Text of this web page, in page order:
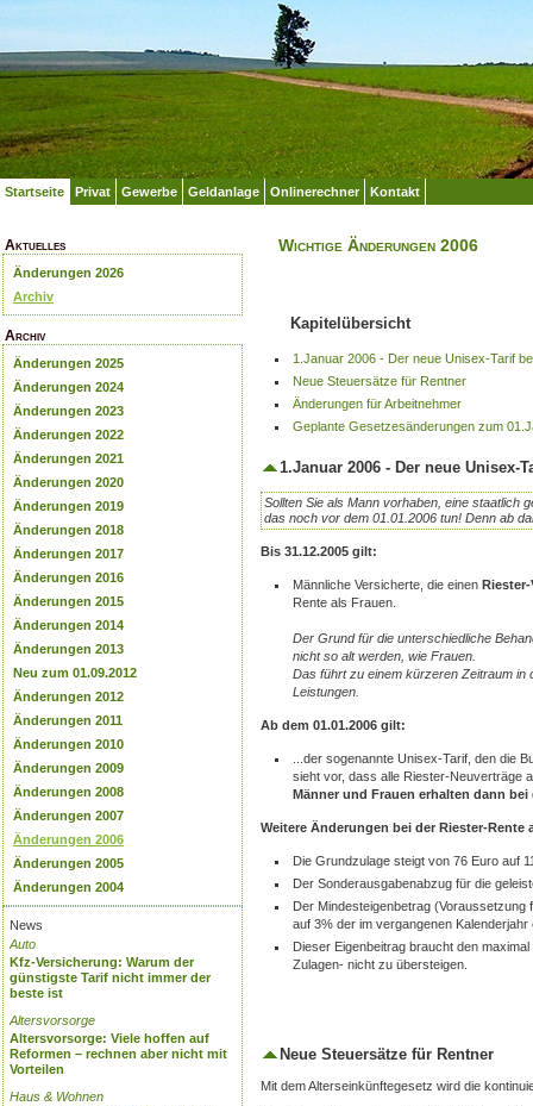
Startseite Privat Gewerbe Geldanlage Onlinerechner Kontakt
Aktuelles
Änderungen 2026
Archiv
Archiv
Änderungen 2025
Änderungen 2024
Änderungen 2023
Änderungen 2022
Änderungen 2021
Änderungen 2020
Änderungen 2019
Änderungen 2018
Änderungen 2017
Änderungen 2016
Änderungen 2015
Änderungen 2014
Änderungen 2013
Neu zum 01.09.2012
Änderungen 2012
Änderungen 2011
Änderungen 2010
Änderungen 2009
Änderungen 2008
Änderungen 2007
Änderungen 2006
Änderungen 2005
Änderungen 2004
News
Auto
Kfz-Versicherung: Warum der
günstigste Tarif nicht immer der
beste ist
Altersvorsorge
Altersvorsorge: Viele hoffen auf
Reformen – rechnen aber nicht mit
Vorteilen
Haus & Wohnen
Wichtige Änderungen 2006
Kapitelübersicht
1.Januar 2006 - Der neue Unisex-Tarif
Neue Steuersätze für Rentner
Änderungen für Arbeitnehmer
Geplante Gesetzesänderungen zum
1.Januar 2006 - Der neue Unisex-
Sollten Sie als Mann vorhaben, eine staatlich
das noch vor dem 01.01.2006 tun! Denn ab
Bis 31.12.2005 gilt:
Männliche Versicherte, die einen Riester-
Rente als Frauen.
Der Grund für die unterschiedliche
nicht so alt werden, wie Frauen.
Das führt zu einem kürzeren Zeitraum in
Leistungen.
Ab dem 01.01.2006 gilt:
...der sogenannte Unisex-Tarif, den die
sieht vor, dass alle Riester-Neuverträge
Männer und Frauen erhalten dann
Weitere Änderungen bei der Riester-Rente
Die Grundzulage steigt von 76 Euro auf
Der Sonderausgabenabzug für die
Der Mindesteigenbetrag
auf 3% der im vergangenen
Dieser Eigenbeitrag braucht den
Zulagen- nicht zu übersteigen.
Neue Steuersätze für Rentner
Mit dem Alterseinkünftegesetz wird die